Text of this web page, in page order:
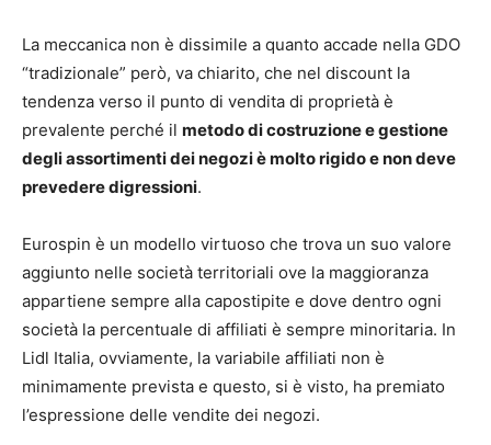
La meccanica non è dissimile a quanto accade nella GDO
“tradizionale” però, va chiarito, che nel discount la
tendenza verso il punto di vendita di proprietà è
prevalente perché il metodo di costruzione e gestione
degli assortimenti dei negozi è molto rigido e non deve
prevedere digressioni.
Eurospin è un modello virtuoso che trova un suo valore
aggiunto nelle società territoriali ove la maggioranza
appartiene sempre alla capostipite e dove dentro ogni
società la percentuale di affiliati è sempre minoritaria. In
Lidl Italia, ovviamente, la variabile affiliati non è
minimamente prevista e questo, si è visto, ha premiato
l’espressione delle vendite dei negozi.